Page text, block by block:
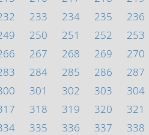
233 234 235 236
250 251 252 253
267 268 269 270
284 285 286 287
301 302 303 304
318 319 320 321
335 336 337 338